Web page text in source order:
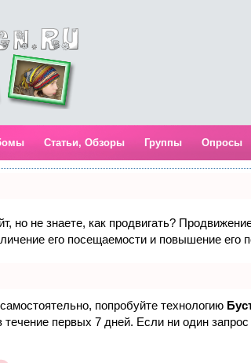
Статьи, Обзоры Группы Опросы
но не знаете, как продвигать?
его посещаемости и повышение его
попробуйте технологию
первых 7 дней. Если ни один